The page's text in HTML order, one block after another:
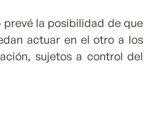
la posibilidad de que
actuar en el otro a los
sujetos a control del